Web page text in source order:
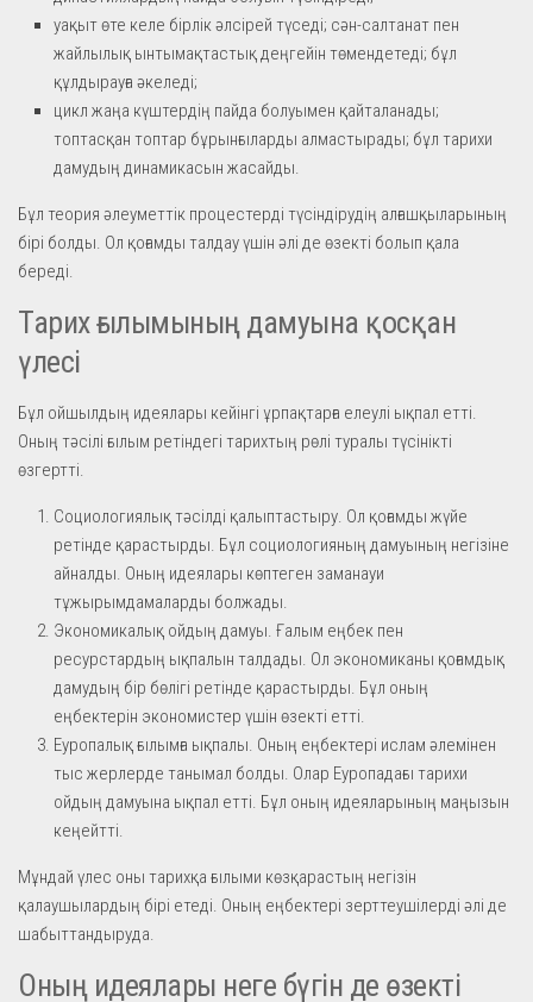
уақыт өте келе бірлік әлсірей түседі; сән-салтанат пен
жайлылық ынтымақтастық деңгейін төмендетеді; бұл
құлдырауға әкеледі;
цикл жаңа күштердің пайда болуымен қайталанады;
топтасқан топтар бұрынғыларды алмастырады; бұл тарихи
дамудың динамикасын жасайды.
Бұл теория әлеуметтік процестерді түсіндірудің алғашқыларының
бірі болды. Ол қоғамды талдау үшін әлі де өзекті болып қала
береді.
Тарих ғылымының дамуына қосқан
үлесі
Бұл ойшылдың идеялары кейінгі ұрпақтарға елеулі ықпал етті.
Оның тәсілі ғылым ретіндегі тарихтың рөлі туралы түсінікті
өзгертті.
Социологиялық тәсілді қалыптастыру. Ол қоғамды жүйе
ретінде қарастырды. Бұл социологияның дамуының негізіне
айналды. Оның идеялары көптеген заманауи
тұжырымдамаларды болжады.
Экономикалық ойдың дамуы. Ғалым еңбек пен
ресурстардың ықпалын талдады. Ол экономиканы қоғамдық
дамудың бір бөлігі ретінде қарастырды. Бұл оның
еңбектерін экономистер үшін өзекті етті.
Еуропалық ғылымға ықпалы. Оның еңбектері ислам әлемінен
тыс жерлерде танымал болды. Олар Еуропадағы тарихи
ойдың дамуына ықпал етті. Бұл оның идеяларының маңызын
кеңейтті.
Мұндай үлес оны тарихқа ғылыми көзқарастың негізін
қалаушылардың бірі етеді. Оның еңбектері зерттеушілерді әлі де
шабыттандыруда.
Оның идеялары неге бүгін де өзекті